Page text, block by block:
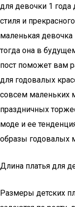
для девочки 1 года
стиля и
маленькая девочка
тогда она в
пост поможет вам
для годовалых
совсем маленьких
праздничных
моде и ее
образы годовалых
Длина платья для
Размеры детских